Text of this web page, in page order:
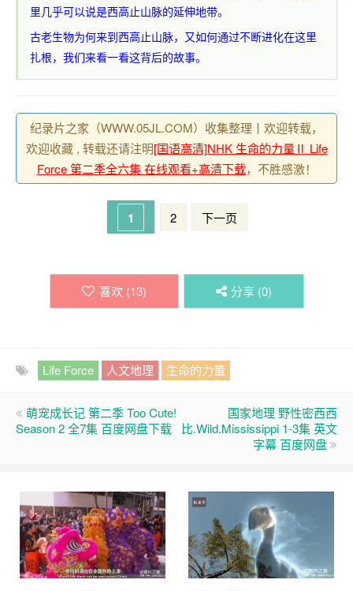
里几乎可以说是西高止山脉的延伸地带。
古老生物为何来到西高止山脉，又如何通过不断进化在这里
扎根，我们来看一看这背后的故事。
纪录片之家（WWW.05JL.COM）收集整理丨欢迎转载，
欢迎收藏 , 转载还请注明[国语高清]NHK 生命的力量Ⅱ Life
Force 第二季全六集 在线观看+高清下载，不胜感激！
1 2 下一页
喜欢 (13) 分享 (0)
Life Force 人文地理 生命的力量
萌宠成长记 第二季 Too Cute!
Season 2 全7集 百度网盘下载
国家地理 野性密西西
比.Wild.Mississippi 1-3集 英文
字幕 百度网盘